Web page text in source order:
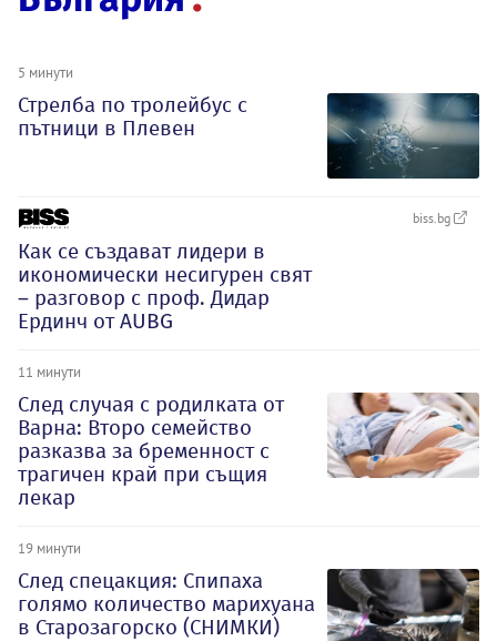
5 минути
Стрелба по тролейбус с
пътници в Плевен
biss.bg
Как се създават лидери в
икономически несигурен свят
– разговор с проф. Дидар
Ердинч от AUBG
11 минути
След случая с родилката от
Варна: Второ семейство
разказва за бременност с
трагичен край при същия
лекар
19 минути
След спецакция: Спипаха
голямо количество марихуана
в Старозагорско (СНИМКИ)